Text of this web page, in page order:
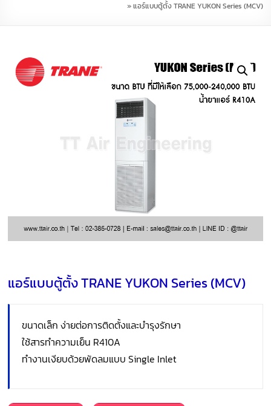
»แอร์แบบตู้ตั้ง TRANE YUKON Series (MCV)
แอร์แบบตู้ตั้ง TRANE YUKON Series (MCV)
ขนาดเล็ก ง่ายต่อการติดตั้งและบำรุงรักษา
ใช้สารทำความเย็น R410A
ทำงานเงียบด้วยพัดลมแบบ Single Inlet